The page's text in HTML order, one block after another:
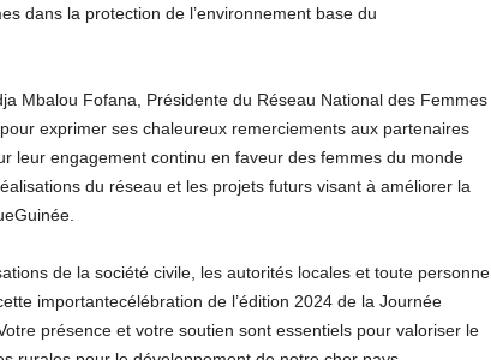
dans la protection de l’environnement base du
Mbalou Fofana , Présidente du Réseau National des Femmes
pour exprimerseschaleureuxremerciements aux partenaires
leur engagement continu en faveur des femmes du monde
du réseau et les projets futurs visant à améliorer la
Guinée.
de la société civile, les autorités locales et toute personne
importantecélébration de l’édition 2024 de la Journée
présence et votre soutien sont essentiels pour valoriser le